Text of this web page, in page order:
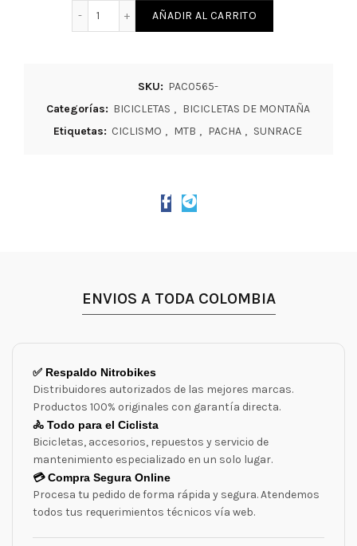
PACHA/CASSETTE SUNRACE CSM680 8VEL 11-
AÑADIR AL CARRITO
SKU: PAC0565-
Categorías: BICICLETAS , BICICLETAS DE MONTAÑA
Etiquetas: CICLISMO , MTB , PACHA , SUNRACE
ENVIOS A TODA COLOMBIA
✅ Respaldo Nitrobikes
Distribuidores autorizados de las mejores marcas.
Productos 100% originales con garantía directa.
🚴 Todo para el Ciclista
Bicicletas, accesorios, repuestos y servicio de
mantenimiento especializado en un solo lugar.
💳 Compra Segura Online
Procesa tu pedido de forma rápida y segura. Atendemos
todos tus requerimientos técnicos vía web.